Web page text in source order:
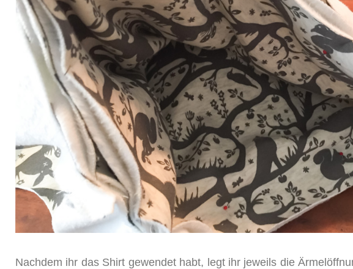
Nachdem ihr das Shirt gewendet habt, legt ihr jeweils die